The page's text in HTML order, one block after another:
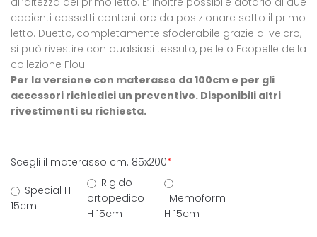
capienti cassetti contenitore da posizionare sotto il primo
letto. Duetto, completamente sfoderabile grazie al velcro,
si può rivestire con qualsiasi tessuto, pelle o Ecopelle della
collezione Flou.
Per la versione con materasso da 100cm e per gli
accessori richiedici un preventivo. Disponibili altri
rivestimenti su richiesta.
Scegli il materasso cm. 85x200*
Special H
15cm
Rigido
ortopedico
H 15cm
Memoform
H 15cm